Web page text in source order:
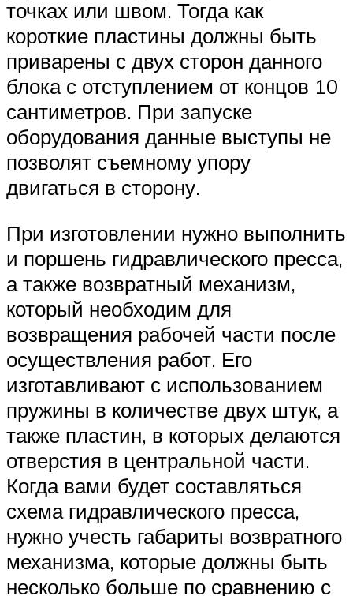
точках или швом. Тогда как
короткие пластины должны быть
приварены с двух сторон данного
блока с отступлением от концов 10
сантиметров. При запуске
оборудования данные выступы не
позволят съемному упору
двигаться в сторону.
При изготовлении нужно выполнить
и поршень гидравлического пресса,
а также возвратный механизм,
который необходим для
возвращения рабочей части после
осуществления работ. Его
изготавливают с использованием
пружины в количестве двух штук, а
также пластин, в которых делаются
отверстия в центральной части.
Когда вами будет составляться
схема гидравлического пресса,
нужно учесть габариты возвратного
механизма, которые должны быть
несколько больше по сравнению с